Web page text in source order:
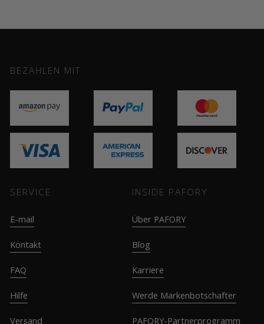
BEZAHLEN MIT
SERVICE
E-mail
Kontakt
FAQ
Hilfe
Versand
INSIDE PAFORY
Über PAFORY
Blog
Karriere
Werde Markenbotschafter
PAFORY-Partnerprogramm